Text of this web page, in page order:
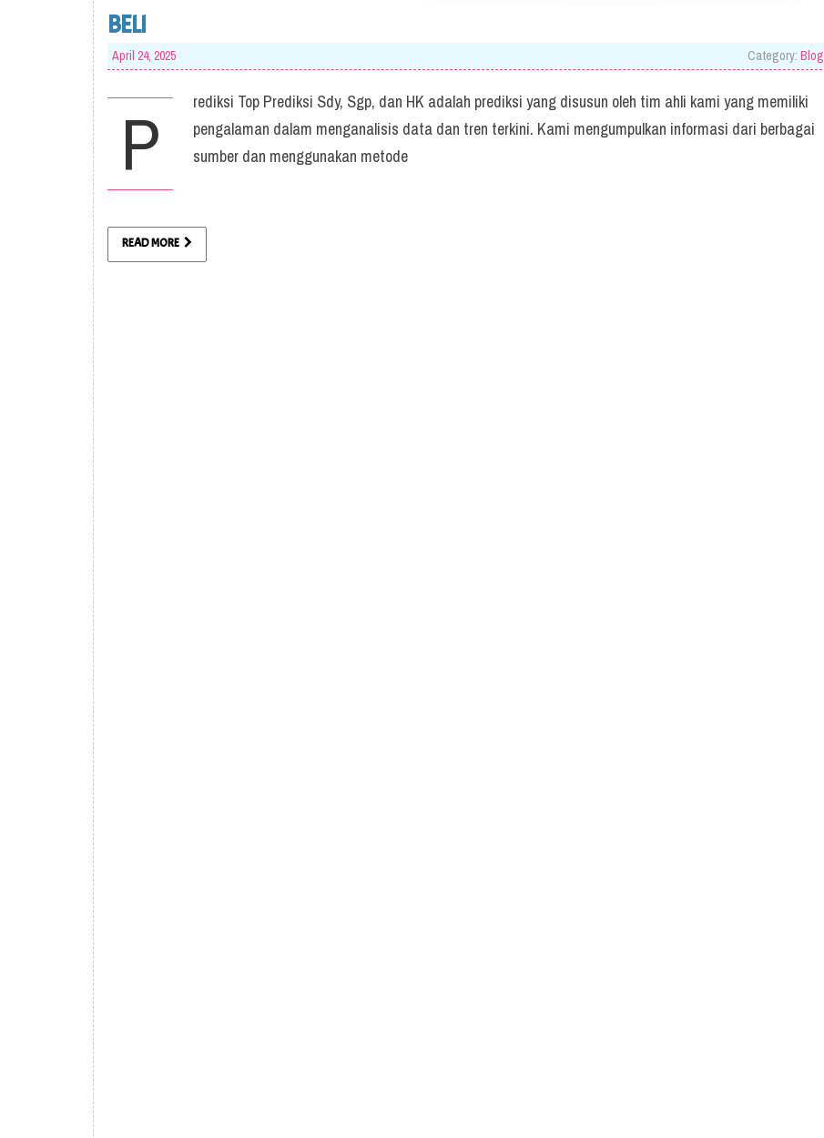
BELI
April 24, 2025 Category: Blog
P
rediksi Top Prediksi Sdy, Sgp, dan HK adalah prediksi yang disusun oleh tim ahli kami yang memiliki
pengalaman dalam menganalisis data dan tren terkini. Kami mengumpulkan informasi dari berbagai
sumber dan menggunakan metode
READ MORE